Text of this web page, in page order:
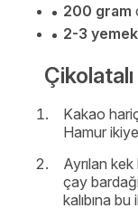
200 gram
2-3 yemek
Kakao hariç
Hamur
Ayrılan
çay
kalıbına